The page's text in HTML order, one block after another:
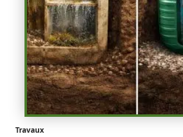
Travaux